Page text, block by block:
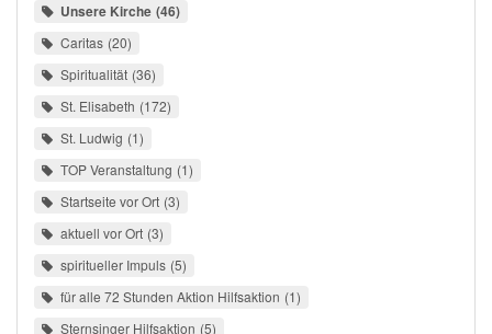
Unsere Kirche 46
Caritas 20
Spiritualität 36
St. Elisabeth 172
St. Ludwig 1
TOP Veranstaltung 1
Startseite vor Ort 3
aktuell vor Ort 3
spiritueller Impuls 5
für alle 72 Stunden Aktion Hilfsaktion 1
Sternsinger Hilfsaktion 5